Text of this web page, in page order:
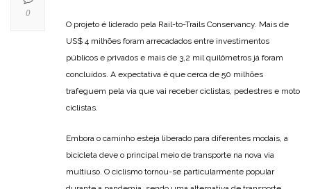
O projeto é liderado pela Rail-to-Trails Conservancy. Mais de
US$ 4 milhões foram arrecadados entre investimentos
públicos e privados e mais de 3,2 mil quilômetros já foram
concluídos. A expectativa é que cerca de 50 milhões
trafeguem pela via que vai receber ciclistas, pedestres e moto
ciclistas.
Embora o caminho esteja liberado para diferentes modais, a
bicicleta deve o principal meio de transporte na nova via
multiuso. O ciclismo tornou-se particularmente popular
0